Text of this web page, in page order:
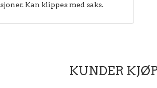
Kan klippes med saks.
KUNDER